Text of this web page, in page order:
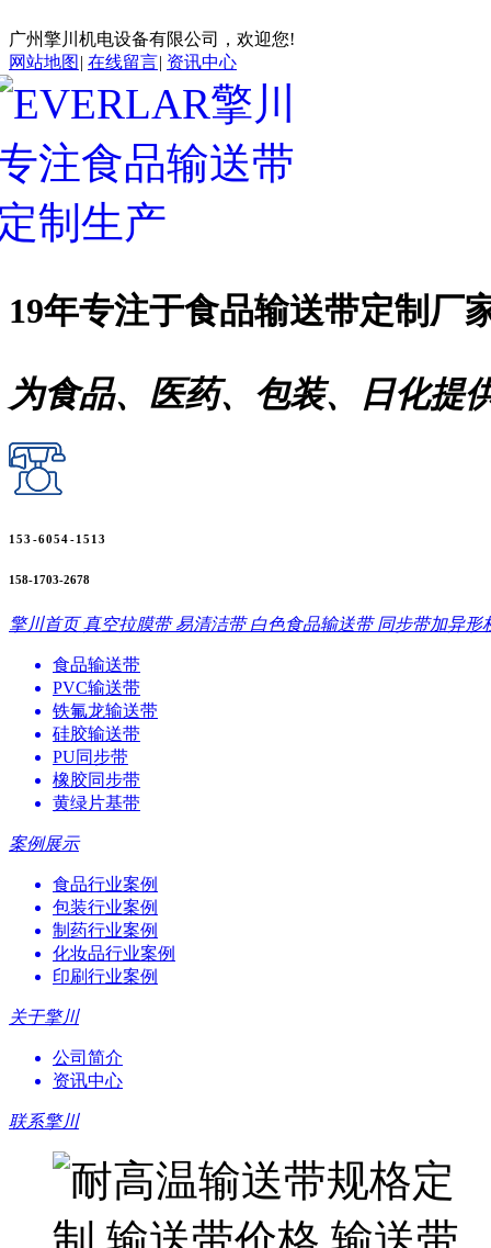
广州擎川机电设备有限公司，欢迎您!
网站地图 | 在线留言| 资讯中心
19年专注于食品输送带定制厂
为食品、医药、包装、日化提
153-6054-1513
158-1703-2678
擎川首页 真空拉膜带 易清洁带 白色食品输送带 同步带加异形
食品输送带
PVC输送带
铁氟龙输送带
硅胶输送带
PU同步带
橡胶同步带
黄绿片基带
案例展示
食品行业案例
包装行业案例
制药行业案例
化妆品行业案例
印刷行业案例
关于擎川
公司简介
资讯中心
联系擎川